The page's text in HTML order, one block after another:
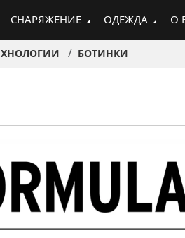
СНАРЯЖЕНИЕ ОДЕЖДА О
БОТИНКИ